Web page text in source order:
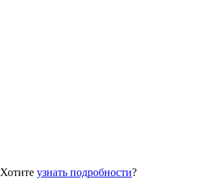
узнать подробности?